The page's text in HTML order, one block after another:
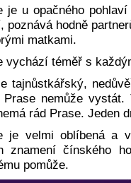
je u opačného
poznává hodně
matkami.
vychází téměř s
tajnůstkářský,
Prase nemůže vystát.
rád Prase. Jeden
je velmi oblíbená a
znamení čínského
pomůže.